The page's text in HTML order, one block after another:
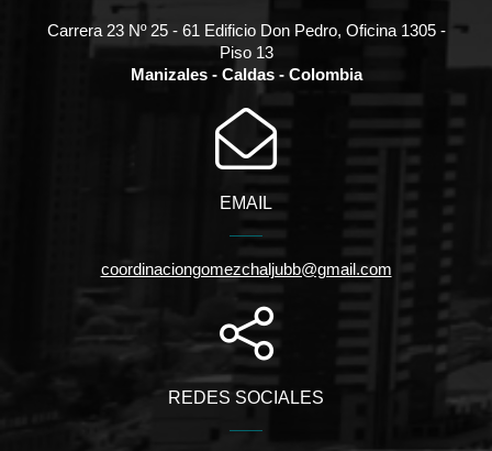
Carrera 23 Nº 25 - 61 Edificio Don Pedro, Oficina 1305 -
Piso 13
Manizales - Caldas - Colombia
EMAIL
coordinaciongomezchaljubb@gmail.com
REDES SOCIALES